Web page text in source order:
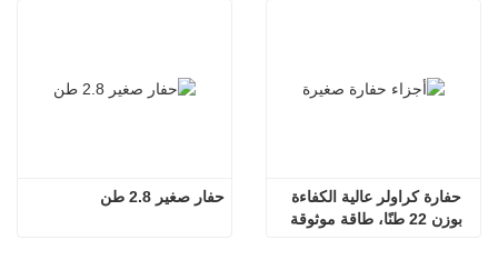
حفار صغير 2.8 طن